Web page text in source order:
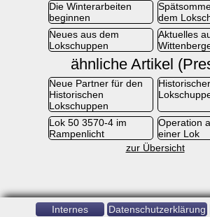
Die Winterarbeiten
beginnen
dem
Neues aus dem
Lokschuppen
Aktuelles
ähnliche Artikel
Neue Partner für den
Historischen
Lokschuppen
Historischer
Lok 50 3570-4 im
Rampenlicht
Operation
einer Lok
zur Übersicht
Internes Datenschutzerklärung